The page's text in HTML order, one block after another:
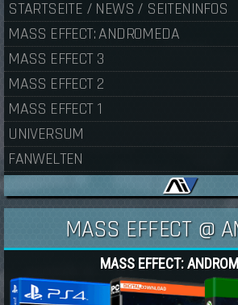
STARTSEITE / NEWS / SEITENINFOS
MASS EFFECT: ANDROMEDA
MASS EFFECT 3
MASS EFFECT 2
MASS EFFECT 1
UNIVERSUM
FANWELTEN
MASS EFFECT @
MASS EFFECT: